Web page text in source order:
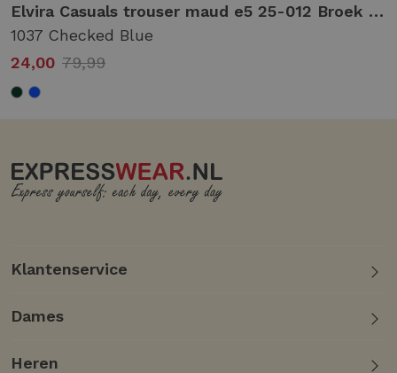
Elvira Casuals trouser maud e5 25-012 Broek 1037 checked blue
1037 Checked Blue
24,00 79,99
Klantenservice
Dames
Heren